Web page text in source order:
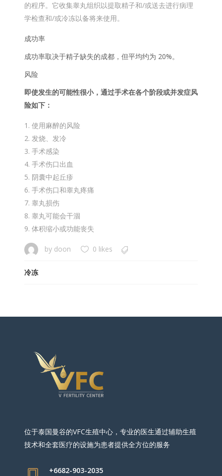
的程序。它收集睾丸组织以提取精子和/或送去进行病理
学检查和/或冷冻以备将来使用。
成功率
成功率取决于精子缺失的成都，但平均约为 20%。
风险
即使发生的可能性很小，通过手术在各个阶段或并发症风
险如下：
使用麻醉的风险
发烧、发冷
手术感染
手术伤口出血
阴囊中起丘疹
手术伤口和睾丸疼痛
睾丸损伤
睾丸可能会干涸
体积缩小或功能丧失
by doon 0 likes
冷冻
位于泰国曼谷的VFC生殖中心，专业的医生通过辅助生殖
技术和全套医疗的设施为患者提供全方位的服务
+6682-903-2035